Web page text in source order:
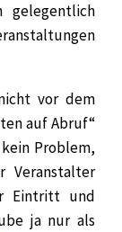
gelegentlich
vor dem
auf Abruf“
Problem,
Veranstalter
Eintritt und
ja nur als